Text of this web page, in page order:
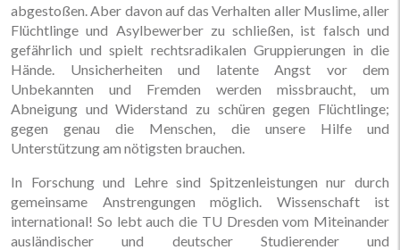
abgestoßen. Aber davon auf das Verhalten aller Muslime, aller
Flüchtlinge und Asylbewerber zu schließen, ist falsch und
gefährlich und spielt rechtsradikalen Gruppierungen in die
Hände. Unsicherheiten und latente Angst vor dem
Unbekannten und Fremden werden missbraucht, um
Abneigung und Widerstand zu schüren gegen Flüchtlinge;
gegen genau die Menschen, die unsere Hilfe und
Unterstützung am nötigsten brauchen.
In Forschung und Lehre sind Spitzenleistungen nur durch
gemeinsame Anstrengungen möglich. Wissenschaft ist
international! So lebt auch die TU Dresden vom Miteinander
ausländischer und deutscher Studierender und